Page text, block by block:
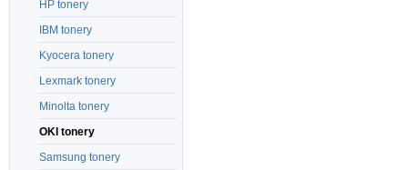
HP tonery
IBM tonery
Kyocera tonery
Lexmark tonery
Minolta tonery
OKI tonery
Samsung tonery